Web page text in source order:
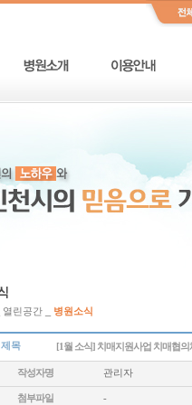
린공간 _ 병원소식
제목 [1월 소식] 치매지원사업 치매협의
작성자명 관리자
첨부파일 -